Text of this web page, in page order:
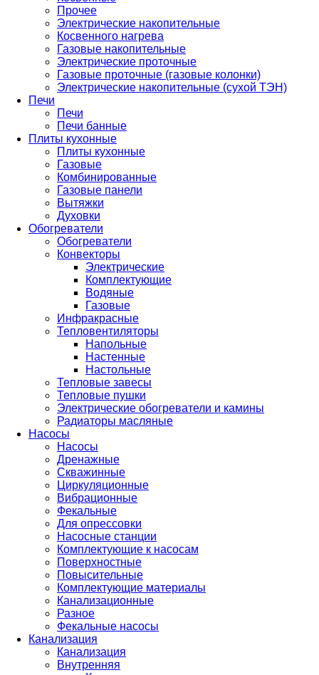
Прочее
Электрические накопительные
Косвенного нагрева
Газовые накопительные
Электрические проточные
Газовые проточные (газовые колонки)
Электрические накопительные (сухой ТЭН)
Печи
Печи
Печи банные
Плиты кухонные
Плиты кухонные
Газовые
Комбинированные
Газовые панели
Вытяжки
Духовки
Обогреватели
Обогреватели
Конвекторы
Электрические
Комплектующие
Водяные
Газовые
Инфракрасные
Тепловентиляторы
Напольные
Настенные
Настольные
Тепловые завесы
Тепловые пушки
Электрические обогреватели и камины
Радиаторы масляные
Насосы
Насосы
Дренажные
Скважинные
Циркуляционные
Вибрационные
Фекальные
Для опрессовки
Насосные станции
Комплектующие к насосам
Поверхностные
Повысительные
Комплектующие материалы
Канализационные
Разное
Фекальные насосы
Канализация
Канализация
Внутренняя